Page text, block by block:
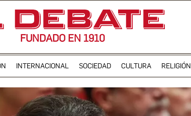
FUNDADO EN 1910
INTERNACIONAL SOCIEDAD CULTURA RELIGIÓN